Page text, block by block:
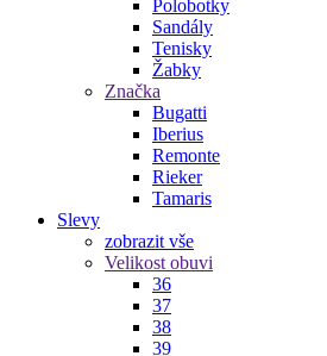
Polobotky
Sandály
Tenisky
Žabky
Značka
Bugatti
Iberius
Remonte
Rieker
Tamaris
Slevy
zobrazit vše
Velikost obuvi
36
37
38
39